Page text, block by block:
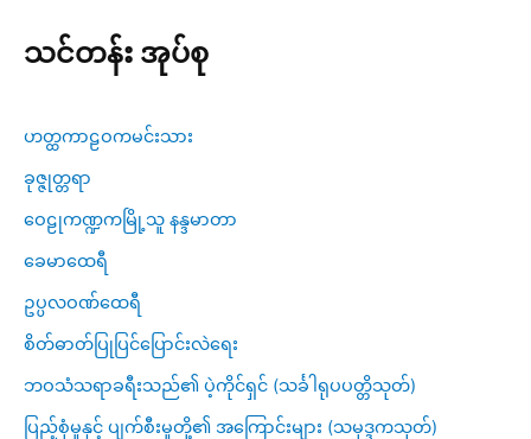
သင်တန်း အုပ်စု
ဟတ္ထကာဠဝကမင်းသား
ခုဇ္ဇုတ္တရာ
ဝေဠုကဏ္ဍကမြို့သူ နန္ဒမာတာ
ခေမာထေရီ
ဥပ္ပလဝဏ်ထေရီ
စိတ်ဓာတ်ပြုပြင်ပြောင်းလဲရေး
ဘဝသံသရာခရီးသည်၏ ပဲ့ကိုင်ရှင် (သင်္ခါရုပပတ္တိသုတ်)
ပြည့်စုံမှုနှင့် ပျက်စီးမှုတို့၏ အကြောင်းများ (သမုဒ္ဒကသုတ်)